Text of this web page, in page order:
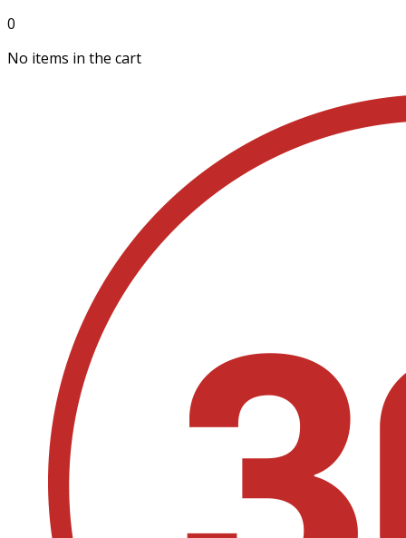
0
No items in the cart